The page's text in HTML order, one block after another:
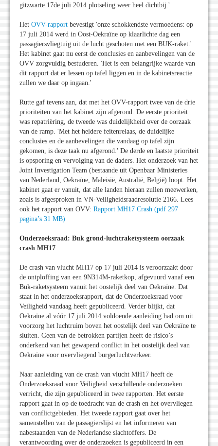
gitzwarte 17de juli 2014 plotseling weer heel dichtbij.'
Het OVV-rapport bevestigt 'onze schokkendste vermoedens: op
17 juli 2014 werd in Oost-Oekraïne op klaarlichte dag een
passagiersvliegtuig uit de lucht geschoten met een BUK-raket.'
Het kabinet gaat nu eerst de conclusies en aanbevelingen van de
OVV zorgvuldig bestuderen. 'Het is een belangrijke waarde van
dit rapport dat er lessen op tafel liggen en in de kabinetsreactie
zullen we daar op ingaan.'
Rutte gaf tevens aan, dat met het OVV-rapport twee van de drie
prioriteiten van het kabinet zijn afgerond. De eerste prioriteit
was repatriëring, de tweede was duidelijkheid over de oorzaak
van de ramp. 'Met het heldere feitenrelaas, de duidelijke
conclusies en de aanbevelingen die vandaag op tafel zijn
gekomen, is deze taak nu afgerond.' De derde en laatste prioriteit
is opsporing en vervolging van de daders. Het onderzoek van het
Joint Investigation Team (bestaande uit Openbaar Ministeries
van Nederland, Oekraïne, Maleisië, Australië, België) loopt. Het
kabinet gaat er vanuit, dat alle landen hieraan zullen meewerken,
zoals is afgesproken in VN-Veiligheidsraadresolutie 2166. Lees
ook het rapport van OVV: Rapport MH17 Crash (pdf 297
pagina’s 31 MB)
Onderzoeksraad: Buk grond-luchtraketsysteem oorzaak
crash MH17
De crash van vlucht MH17 op 17 juli 2014 is veroorzaakt door
de ontploffing van een 9N314M-raketkop, afgevuurd vanaf een
Buk-raketsysteem vanuit het oostelijk deel van Oekraïne. Dat
staat in het onderzoeksrapport, dat de Onderzoeksraad voor
Veiligheid vandaag heeft gepubliceerd. Verder blijkt, dat
Oekraïne al vóór 17 juli 2014 voldoende aanleiding had om uit
voorzorg het luchtruim boven het oostelijk deel van Oekraïne te
sluiten. Geen van de betrokken partijen heeft de risico’s
onderkend van het gewapend conflict in het oostelijk deel van
Oekraïne voor overvliegend burgerluchtverkeer.
Naar aanleiding van de crash van vlucht MH17 heeft de
Onderzoeksraad voor Veiligheid verschillende onderzoeken
verricht, die zijn gepubliceerd in twee rapporten. Het eerste
rapport gaat in op de toedracht van de crash en het overvliegen
van conflictgebieden. Het tweede rapport gaat over het
samenstellen van de passagierslijst en het informeren van
nabestaanden van de Nederlandse slachtoffers. De
verantwoording over de onderzoeken is gepubliceerd in een